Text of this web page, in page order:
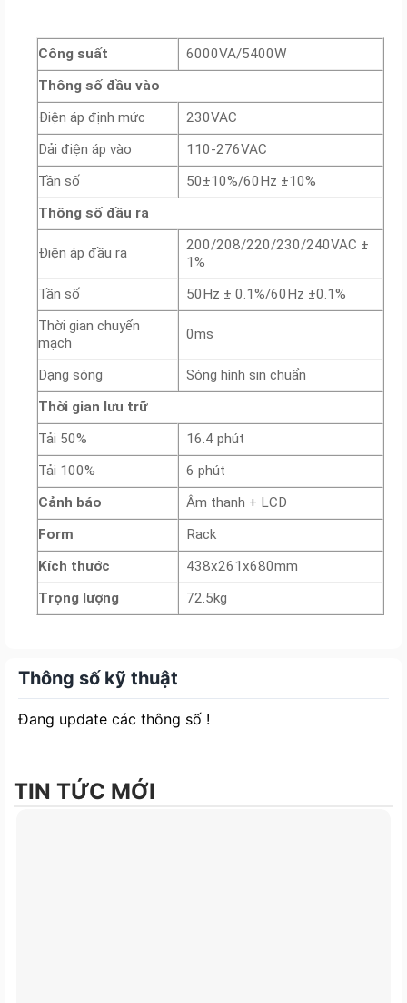
Công suất
6000VA/5400W
Thông số đầu vào
Điện áp định mức
230VAC
Dải điện áp vào
110-276VAC
Tần số
50±10%/60Hz ±10%
Thông số đầu ra
Điện áp đầu ra
200/208/220/230/240VAC ±
1%
Tần số
50Hz ± 0.1%/60Hz ±0.1%
Thời gian chuyển
mạch
0ms
Dạng sóng
Sóng hình sin chuẩn
Thời gian lưu trữ
Tải 50%
16.4 phút
Tải 100%
6 phút
Cảnh báo
Âm thanh + LCD
Form
Rack
Kích thước
438x261x680mm
Trọng lượng
72.5kg
Thông số kỹ thuật
Đang update các thông số !
TIN TỨC MỚI